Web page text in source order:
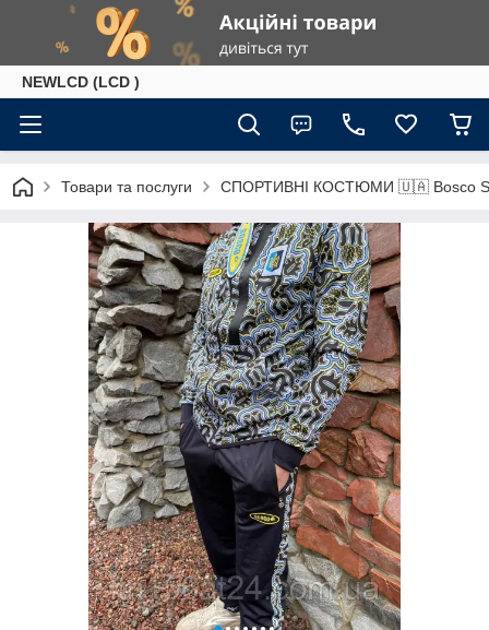
NEWLCD (LCD )
Товари та послуги СПОРТИВНІ КОСТЮМИ 🇺🇦 Bosco